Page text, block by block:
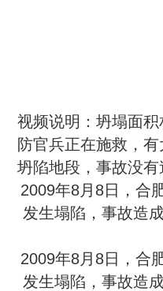
视频说明：坍塌面
防官兵正在施救，
坍陷地段，事故没
2009年8月8日，合
发生塌陷，事故造
2009年8月8日，合
发生塌陷，事故造